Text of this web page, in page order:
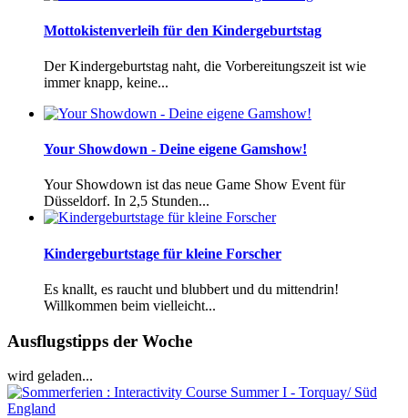
Mottokistenverleih für den Kindergeburtstag
Der Kindergeburtstag naht, die Vorbereitungszeit ist wie
immer knapp, keine...
Your Showdown - Deine eigene Gamshow!
Your Showdown ist das neue Game Show Event für
Düsseldorf. In 2,5 Stunden...
Kindergeburtstage für kleine Forscher
Es knallt, es raucht und blubbert und du mittendrin!
Willkommen beim vielleicht...
Ausflugstipps der Woche
wird geladen...